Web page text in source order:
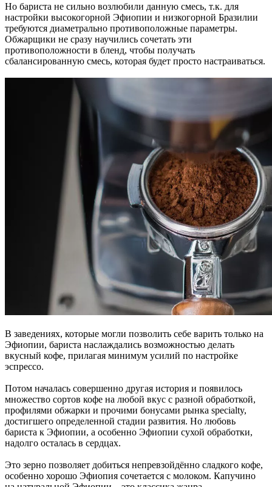
Но бариста не сильно возлюбили данную смесь, т.к. для
настройки высокогорной Эфиопии и низкогорной Бразилии
требуются диаметрально противоположные параметры.
Обжарщики не сразу научились сочетать эти
противоположности в бленд, чтобы получать
сбалансированную смесь, которая будет просто настраиваться.
В заведениях, которые могли позволить себе варить только на
Эфиопии, бариста наслаждались возможностью делать
вкусный кофе, прилагая минимум усилий по настройке
эспрессо.
Потом началась совершенно другая история и появилось
множество сортов кофе на любой вкус с разной обработкой,
профилями обжарки и прочими бонусами рынка specialty,
достигшего определенной стадии развития. Но любовь
бариста к Эфиопии, а особенно Эфиопии сухой обработки,
надолго осталась в сердцах.
Это зерно позволяет добиться непревзойдённо сладкого кофе,
особенно хорошо Эфиопия сочетается с молоком. Капучино